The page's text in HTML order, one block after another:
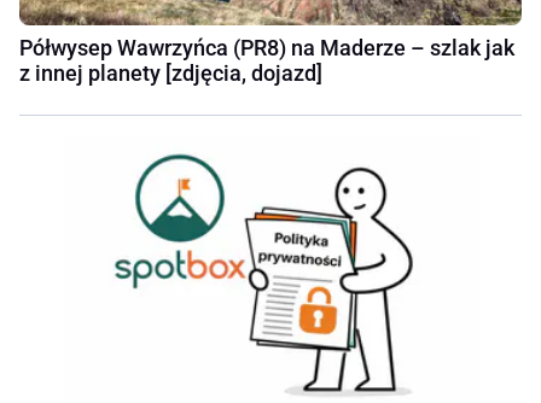
Półwysep Wawrzyńca (PR8) na Maderze – szlak jak
z innej planety [zdjęcia, dojazd]